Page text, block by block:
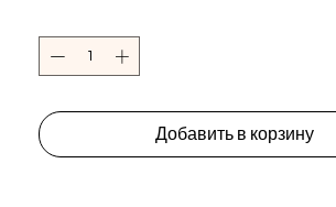
Добавить в корзину